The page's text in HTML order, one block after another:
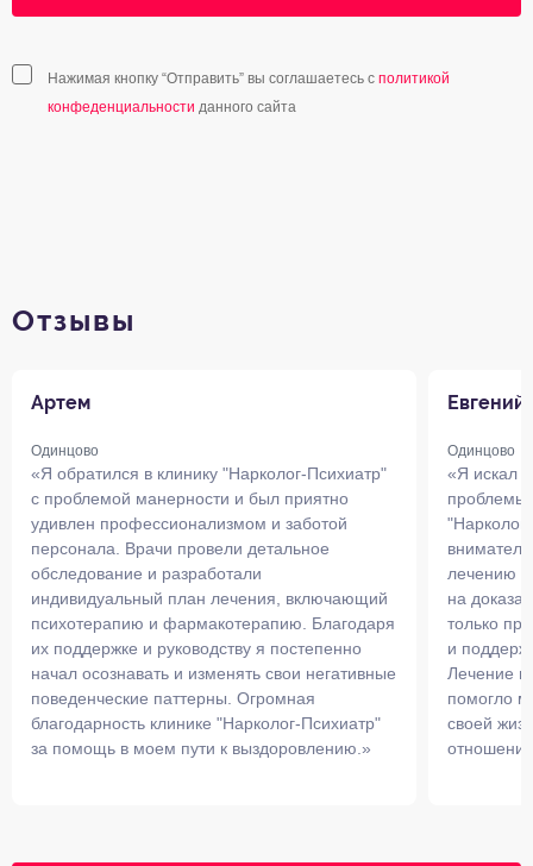
Нажимая кнопку “Отправить” вы соглашаетесь с политикой
конфеденциальности данного сайта
Отзывы
Артем
Одинцово
«Я обратился в клинику "Нарколог-Психиатр"
с проблемой манерности и был приятно
удивлен профессионализмом и заботой
персонала. Врачи провели детальное
обследование и разработали
индивидуальный план лечения, включающий
психотерапию и фармакотерапию. Благодаря
их поддержке и руководству я постепенно
начал осознавать и изменять свои негативные
поведенческие паттерны. Огромная
благодарность клинике "Нарколог-Психиатр"
за помощь в моем пути к выздоровлению.»
Евгений
Одинцово
«Я искал
проблемы
лечению
на
только
и
Лечение в
помогло
своей